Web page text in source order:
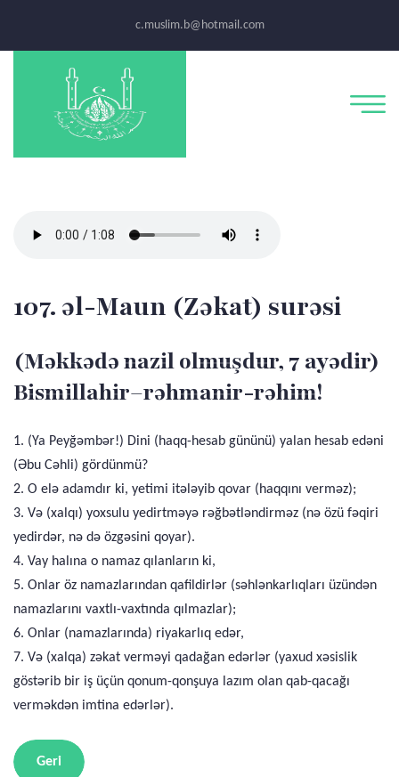
c.muslim.b@hotmail.com
107. əl-Maun (Zəkat) surəsi
(Məkkədə nazil olmuşdur, 7 ayədir)
Bismillahir–rəhmanir-rəhim!
1. (Ya Peyğəmbər!) Dini (haqq-hesab gününü) yalan hesab edəni
(Əbu Cəhli) gördünmü?
2. O elə adamdır ki, yetimi itələyib qovar (haqqını verməz);
3. Və (xalqı) yoxsulu yedirtməyə rəğbətləndirməz (nə özü fəqiri
yedirdər, nə də özgəsini qoyar).
4. Vay halına o namaz qılanların ki,
5. Onlar öz namazlarından qafildirlər (səhlənkarlıqları üzündən
namazlarını vaxtlı-vaxtında qılmazlar);
6. Onlar (namazlarında) riyakarlıq edər,
7. Və (xalqa) zəkat verməyi qadağan edərlər (yaxud xəsislik
göstərib bir iş üçün qonum-qonşuya lazım olan qab-qacağı
verməkdən imtina edərlər).
Geri